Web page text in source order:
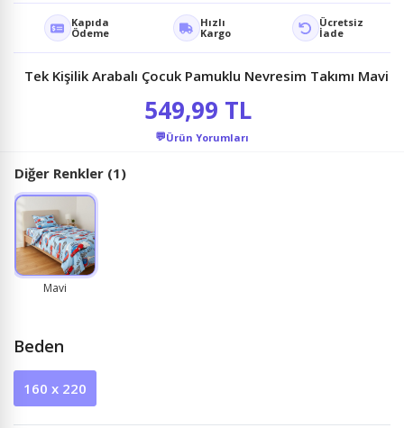
Kapıda
Ödeme
Hızlı
Kargo
Ücretsiz
İade
Tek Kişilik Arabalı Çocuk Pamuklu Nevresim Takımı Mavi
549,99 TL
💬Ürün Yorumları
Diğer Renkler (1)
Mavi
Beden
160 x 220